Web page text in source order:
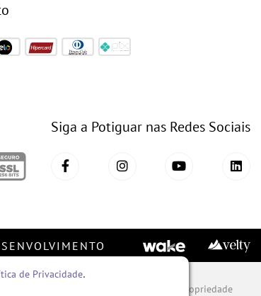
Siga a Potiguar nas Redes Sociais
imagem, layout, aqui veiculados são de propriedade
de Privacidade.